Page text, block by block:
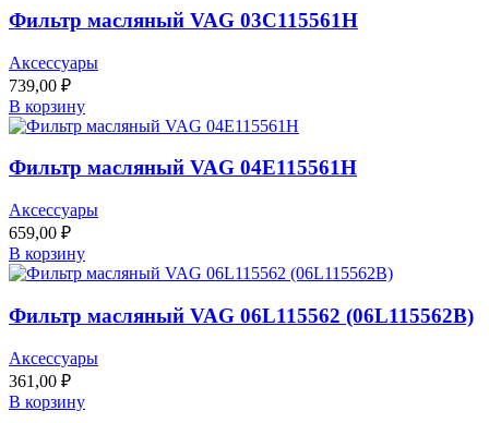
Фильтр масляный VAG 03C115561H
Аксессуары
739,00 ₽
В корзину
Фильтр масляный VAG 04E115561H
Аксессуары
659,00 ₽
В корзину
Фильтр масляный VAG 06L115562 (06L115562B)
Аксессуары
361,00 ₽
В корзину